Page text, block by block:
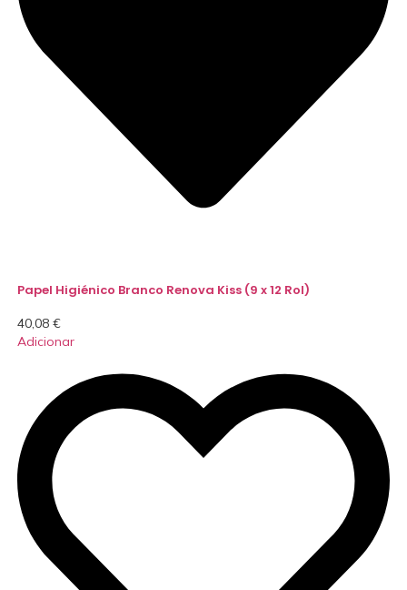
Papel Higiénico Branco Renova Kiss (9 x 12 Rol)
40,08 €
Adicionar